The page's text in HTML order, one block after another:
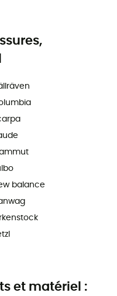
balance
et matériel :